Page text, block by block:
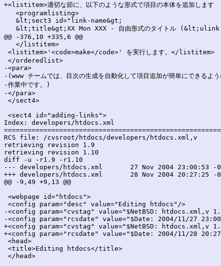
+<listitem>適切な節に、以下のような形式で項目の本体を追加します
   <programlisting>
   &lt;sect3 id="link-name&gt;
&lt;title&gt;XX Mon XXX - 自由形式のタイトル
@@ -376,10 +335,6 @@
   </listitem>
<listitem>'<code>make</code>' を実行します。</listitem>
</orderedlist>
-<para>
-(www チームでは、目次の生成を自動化して項目追加が簡単にできるよ
-作業中です。)
-</para>
</sect4>
<sect4 id="adding-links">
Index: developers/htdocs.xml
RCS file: /cvsroot/htdocs/developers/htdocs.xml,v
retrieving revision 1.9
retrieving revision 1.10
diff -u -r1.9 -r1.10
--- developers/htdocs.xml	27 Nov 2004 23:00:53 -0000	1.9
+++ developers/htdocs.xml	28 Nov 2004 20:27:25 -0000	1.10
@@ -9,49 +9,13 @@
<webpage id="htdocs">
<config param="desc" value="Editing htdocs"/>
-<config param="cvstag" value="$NetBSD: htdocs.xml,v
-<config param="rcsdate" value="$Date: 2004/11/27
+<config param="cvstag" value="$NetBSD: htdocs.xml,v
+<config param="rcsdate" value="$Date: 2004/11/28
<head>
<title>Editing htdocs</title>
</head>